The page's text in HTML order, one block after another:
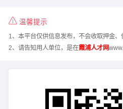
温馨提示
1、本平台仅供信息发布，不会收取押金、
2、请告知用人单位，是在霞浦人才网